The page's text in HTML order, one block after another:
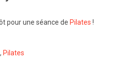
pour une séance de Pilates !
, Pilates